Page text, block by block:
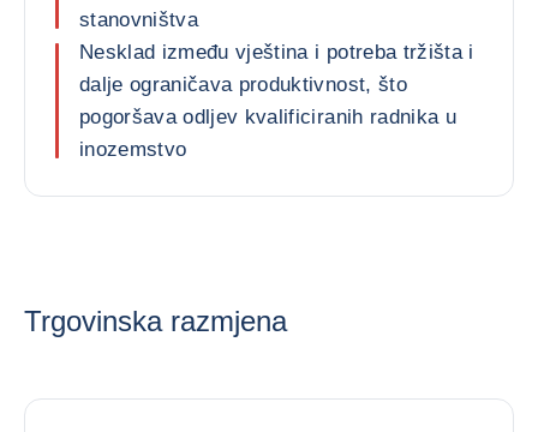
stanovništva
Nesklad između vještina i potreba tržišta i
dalje ograničava produktivnost, što
pogoršava odljev kvalificiranih radnika u
inozemstvo
Trgovinska razmjena